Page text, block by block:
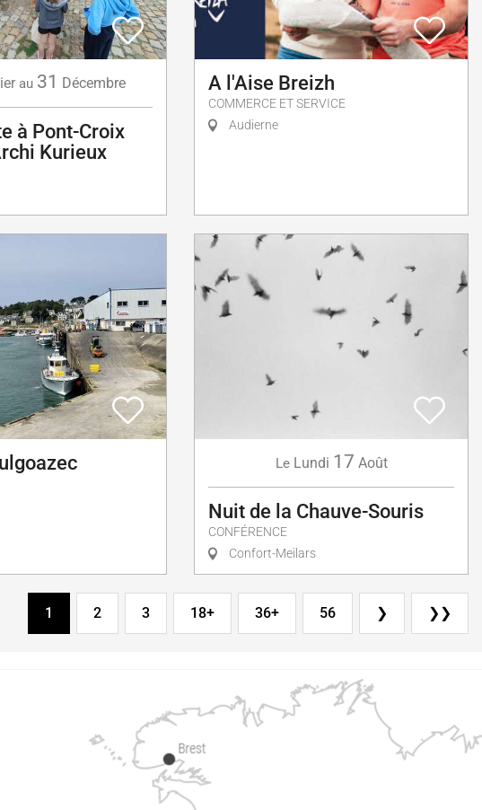
au 31 Décembre
à Pont-Croix
Kurieux
A l'Aise Breizh
COMMERCE ET SERVICE
Audierne
Le Lundi 17 Août
Nuit de la Chauve-Souris
CONFÉRENCE
Confort-Meilars
1 2 3 18+ 36+ 56 ❯ ❯❯